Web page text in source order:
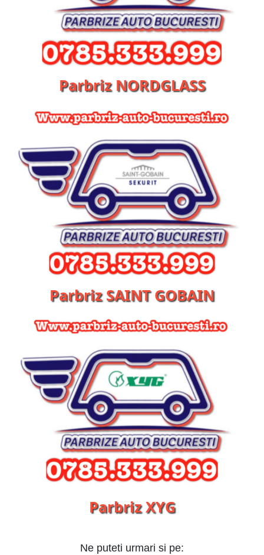
Parbriz NORDGLASS
Parbriz SAINT GOBAIN
Parbriz XYG
Ne puteti urmari si pe: